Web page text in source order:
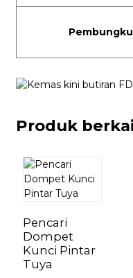
Produk
Pencari
Dompet
Kunci Pintar
Tuya